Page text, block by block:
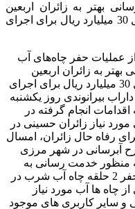
بهتر به زائران اربعین
حسینی خبر داد و گفت: اعتباری معادل 30 میلیارد ریال برای اجرای
عملیات حفر چاه‌های آب
به زائران اربعین
حسینی خبر داد و گفت: اعتباری معادل 30 میلیارد ریال برای اجرای
بیرانوندی روز یکشنبه
اقدامات انجام گرفته در
نیاز زائران حسینی در
رفاه حال زائران، امسال
آبرسانی در شهر مرزی
منظور خدمت رسانی به
زائران عتبات عالیات عملیات اجرایی حفر 2 حلقه چاه آب شرب در
چاه ها آب مورد نیاز
سایر کاربری های موجود